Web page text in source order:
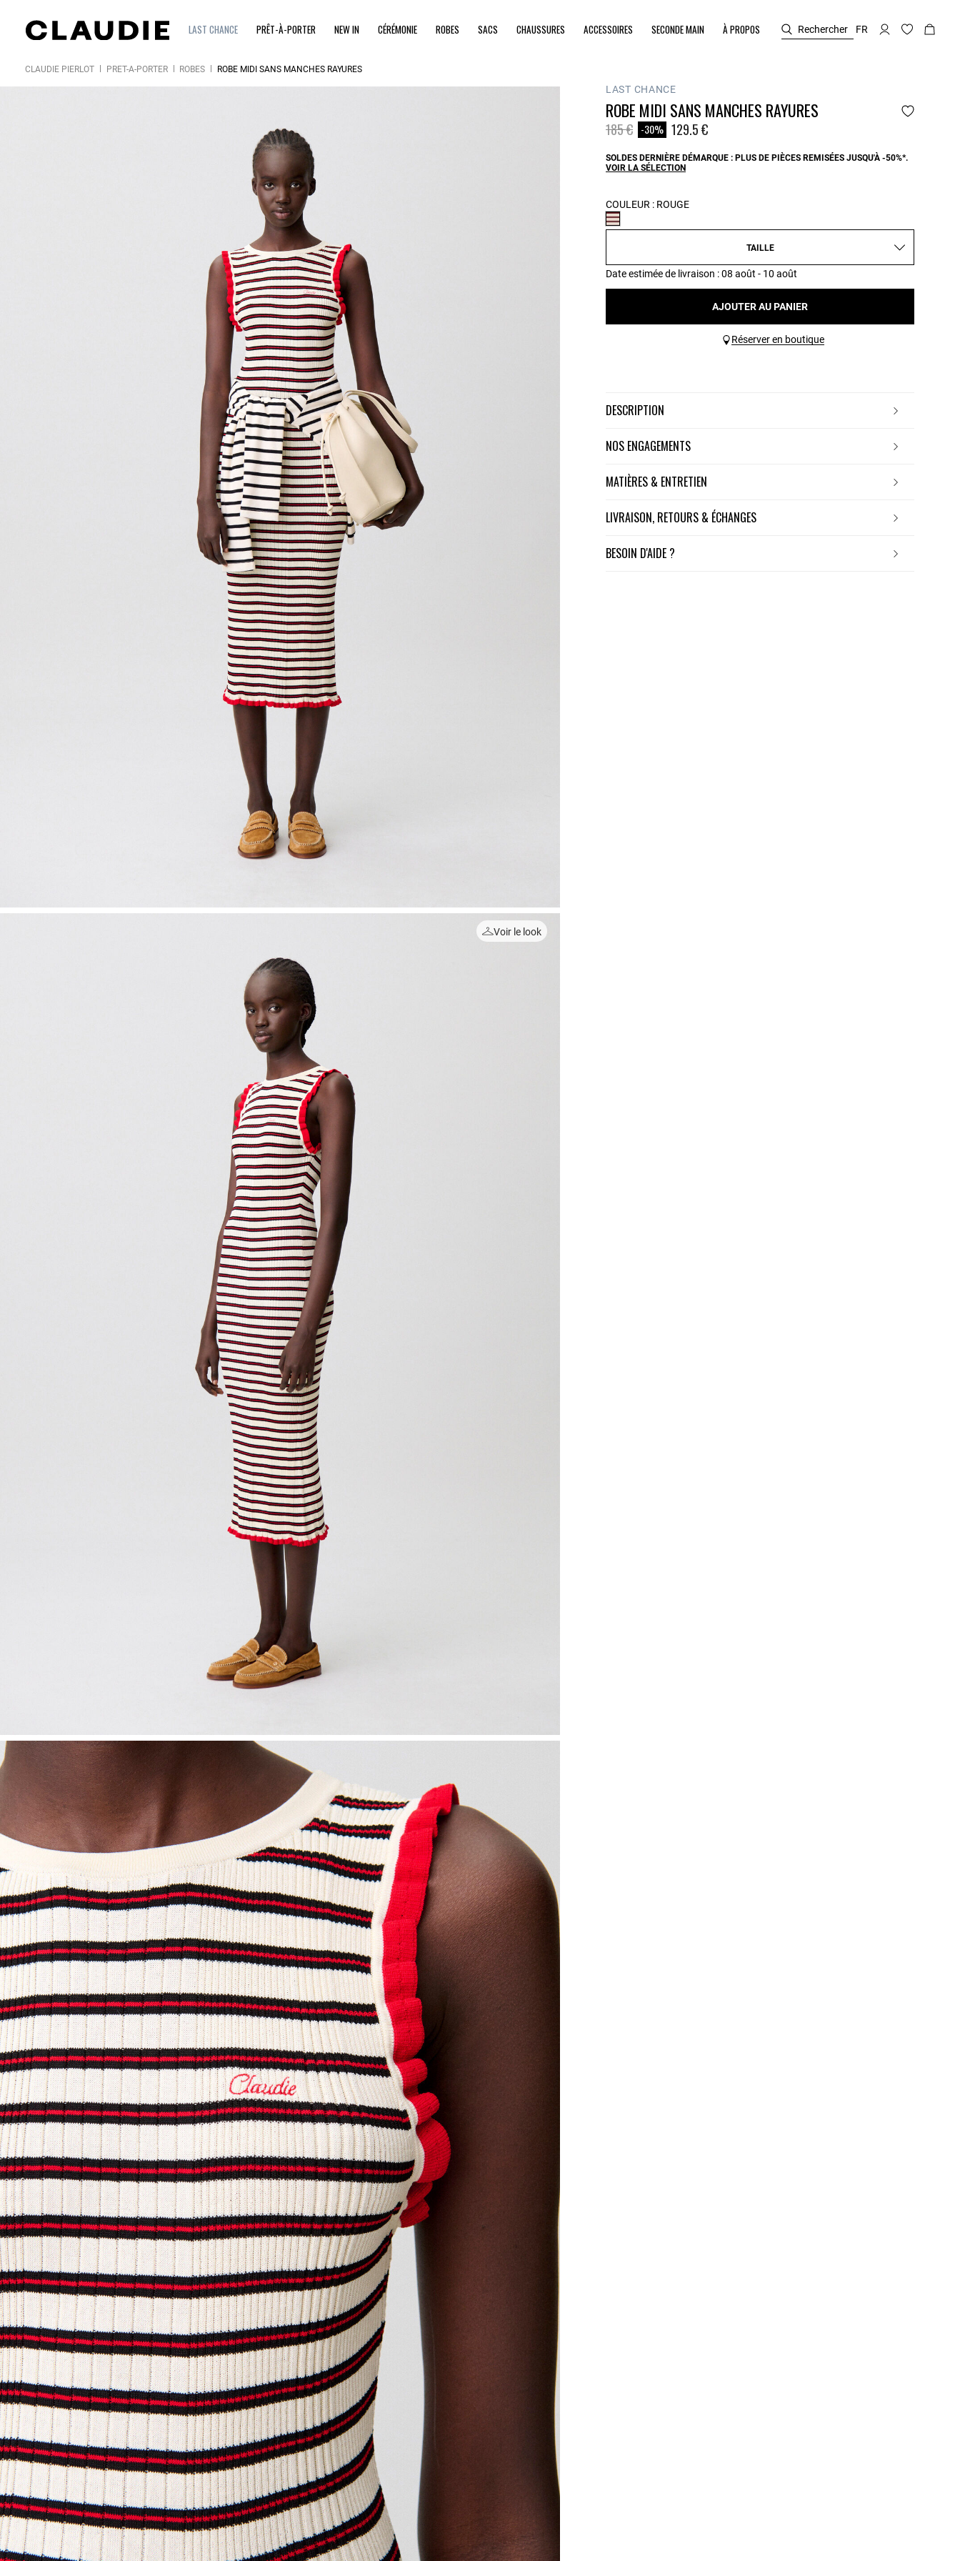
LAST CHANCE PRÊT-À-PORTER NEW IN CÉRÉMONIE ROBES SACS CHAUSSURES ACCESSOIRES SECONDE MAIN À PROPOS Rechercher FR
CLAUDIE PIERLOT PRÊT-À-PORTER ROBES ROBE MIDI SANS MANCHES RAYURES
Voir le look
LAST CHANCE
ROBE MIDI SANS MANCHES RAYURES
Prix réduit à partir de
185 €à -30% 129.5 €
SOLDES DERNIÈRE DÉMARQUE : PLUS DE PIÈCES REMISÉES JUSQU'À -50%*.
VOIR LA SÉLECTION
COULEUR : ROUGE
TAILLE
Date estimée de livraison : 08 août - 10 août
AJOUTER AU PANIER
Réserver en boutique
DESCRIPTION
NOS ENGAGEMENTS
MATIÈRES & ENTRETIEN
LIVRAISON, RETOURS & ÉCHANGES
BESOIN D'AIDE ?